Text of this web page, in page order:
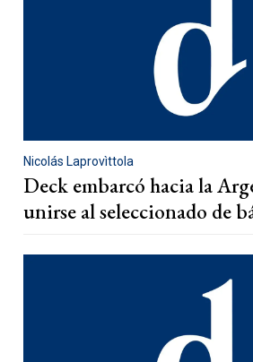
Nicolás Laprovìttola
Deck embarcó hacia la
unirse al seleccionado de